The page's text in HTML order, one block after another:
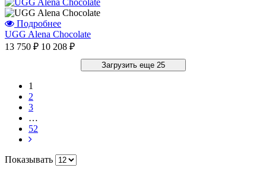
Подробнее
UGG Alena Chocolate
13 750 ₽ 10 208 ₽
Загрузить еще 25
1
2
3
…
52
Показывать